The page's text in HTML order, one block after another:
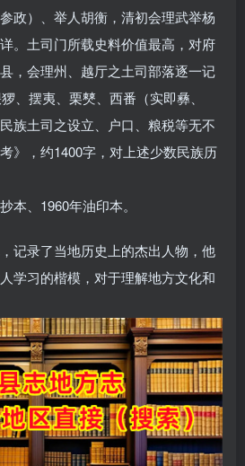
政）、举人胡衡，清初会理武举杨
。土司门所载史料价值最高，对府
，会理州、越厅之土司部落逐一记
、摆夷、栗僰、西番（实即彝、
族土司之设立、户口、粮税等无不
》，约1400字，对上述少数民族历
本、1960年油印本。
记录了当地历史上的杰出人物，他
学习的楷模，对于理解地方文化和